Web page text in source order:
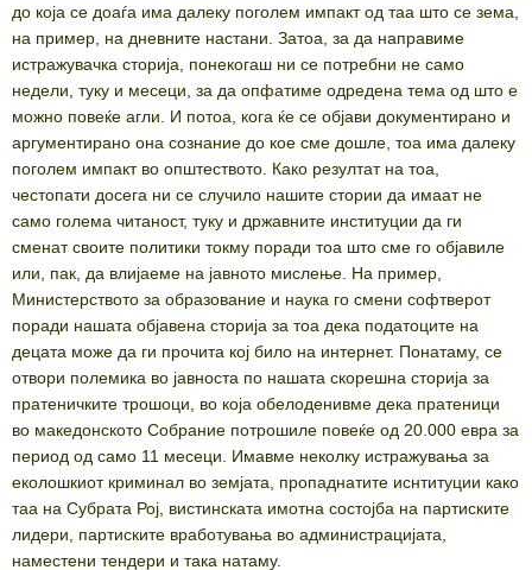
до која се доаѓа има далеку поголем импакт од таа што се зема,
на пример, на дневните настани. Затоа, за да направиме
истражувачка сторија, понекогаш ни се потребни не само
недели, туку и месеци, за да опфатиме одредена тема од што е
можно повеќе агли. И потоа, кога ќе се објави документирано и
аргументирано она сознание до кое сме дошле, тоа има далеку
поголем импакт во општеството. Како резултат на тоа,
честопати досега ни се случило нашите стории да имаат не
само голема читаност, туку и државните институции да ги
сменат своите политики токму поради тоа што сме го објавиле
или, пак, да влијаеме на јавното мислење. На пример,
Министерството за образование и наука го смени софтверот
поради нашата објавена сторија за тоа дека податоците на
децата може да ги прочита кој било на интернет. Понатаму, се
отвори полемика во јавноста по нашата скорешна сторија за
пратеничките трошоци, во која обелоденивме дека пратеници
во македонското Собрание потрошиле повеќе од 20.000 евра за
период од само 11 месеци. Имавме неколку истражувања за
еколошкиот криминал во земјата, пропаднатите иснтитуции како
таа на Субрата Рој, вистинската имотна состојба на партиските
лидери, партиските вработувања во администрацијата,
наместени тендери и така натаму.